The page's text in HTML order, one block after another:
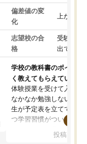
偏差値の変
化
上がった
志望校の合
格
受験して
出ていな
学校の教科書のポイント
く教えてもらえている
体験授業を受けて入塾し
なかなか勉強しない息子
生が予定表を立ててくれ
つ学習習慣がついてきま
指導が無い日も予定表
投稿日：